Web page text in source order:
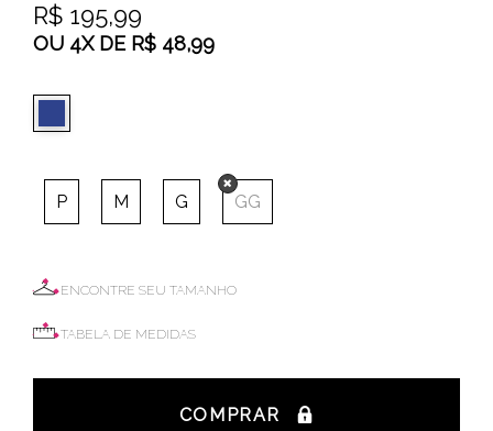
R$ 195,99
OU 4XDE R$ 48,99
P M G GG
ENCONTRE SEU TAMANHO
TABELA DE MEDIDAS
COMPRAR